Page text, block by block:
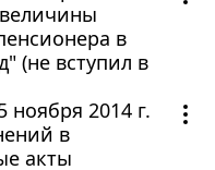
в
(не вступил в
ноября 2014 г.
в
акты